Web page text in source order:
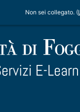
Non sei collegato. (